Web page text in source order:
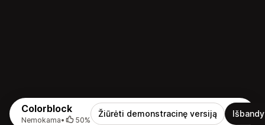
Colorblock
Nemokama• 50%
Žiūrėti demonstracinę versiją